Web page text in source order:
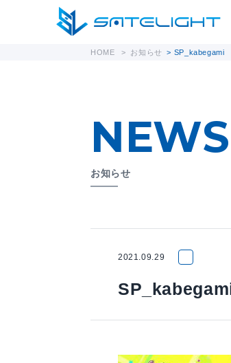
HOME > お知らせ > SP_kabegami
NEWS
お知らせ
2021.09.29